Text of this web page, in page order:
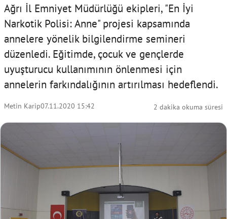
Ağrı İl Emniyet Müdürlüğü ekipleri, "En İyi
Narkotik Polisi: Anne" projesi kapsamında
annelere yönelik bilgilendirme semineri
düzenledi. Eğitimde, çocuk ve gençlerde
uyuşturucu kullanımının önlenmesi için
annelerin farkındalığının artırılması hedeflendi.
Metin Karip07.11.2020 15:42 2 dakika okuma süresi